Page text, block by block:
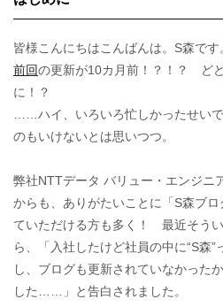
皆様こんにちはこんばんは。S森です
前回の更新が10カ月前！？！？ ど
に！？
……ハイ、いろいろ忙しかったせい
のもいけないとは思いつつ。
弊社NTTデータ バリュー・エンジニ
からも、ありがたいことに「S森ブ
ていただける方も多く！ 最近そう
ら、「入社したけど社員の中に“S森
し、ブログも更新されていなかった
した……」と告白されました。